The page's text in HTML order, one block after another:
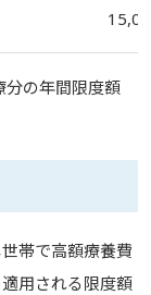
の年間限度額
帯で高額療養費
用される限度額